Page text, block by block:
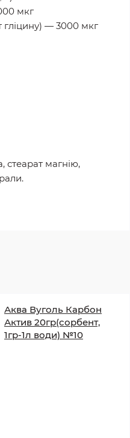
мкг
гліцину) — 3000 мкг
стеарат магнію,
Аква Вуголь Карбон
Актив 20гр(сорбент,
1гр-1л води) №10